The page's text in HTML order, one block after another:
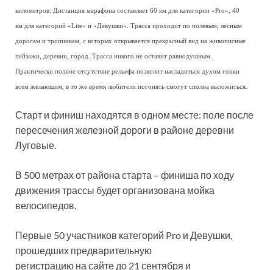
километров. Дистанция марафона составляет 60 км для категории «Pro», 40
км для категорий «Lite» и «Девушки». Трасса проходит по полевым, лесным
дорогам и тропинкам, с которых открывается прекрасный вид на живописные
пейзажи, деревни, город. Трасса никого не оставит равнодушным.
Практически полное отсутствие рельефа позволит насладиться духом гонки
всем желающим, в то же время любители погонять смогут сполна выложиться.
Старт и финиш находятся в одном месте: поле после
пересечения железной дороги в районе деревни
Луговые.
В 500 метрах от района старта – финиша по ходу
движения трассы будет организована мойка
велосипедов.
Первые 50 участников категорий Pro и Девушки,
прошедших предварительную
регистрацию на сайте до 21 сентября и